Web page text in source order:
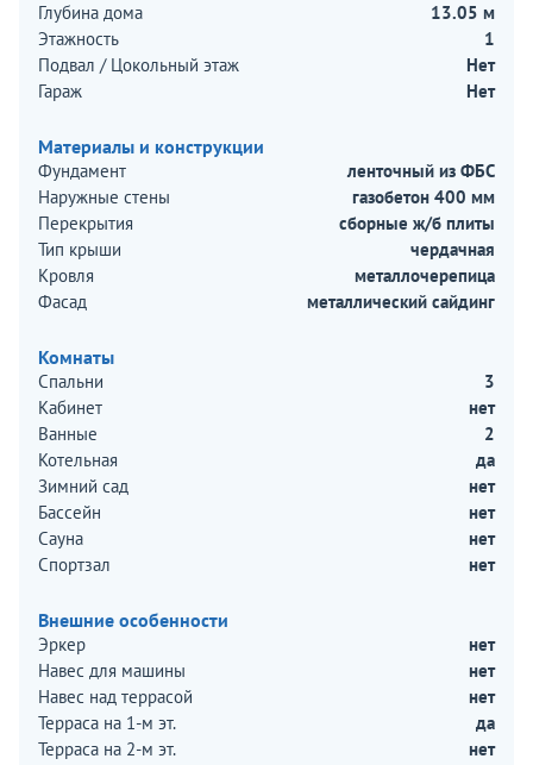
Глубина дома
13.05 м
Этажность
1
Подвал / Цокольный этаж
Нет
Гараж
Нет
Материалы и конструкции
Фундамент
ленточный из ФБС
Наружные стены
газобетон 400 мм
Перекрытия
сборные ж/б плиты
Тип крыши
чердачная
Кровля
металлочерепица
Фасад
металлический сайдинг
Комнаты
Спальни
3
Кабинет
нет
Ванные
2
Котельная
да
Зимний сад
нет
Бассейн
нет
Сауна
нет
Спортзал
нет
Внешние особенности
Эркер
нет
Навес для машины
нет
Навес над террасой
нет
Терраса на 1-м эт.
да
Терраса на 2-м эт.
нет